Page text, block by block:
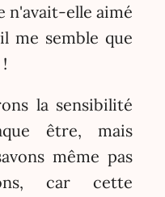
n'avait-elle aimé
me semble que
la sensibilité
être, mais
même pas
car cette